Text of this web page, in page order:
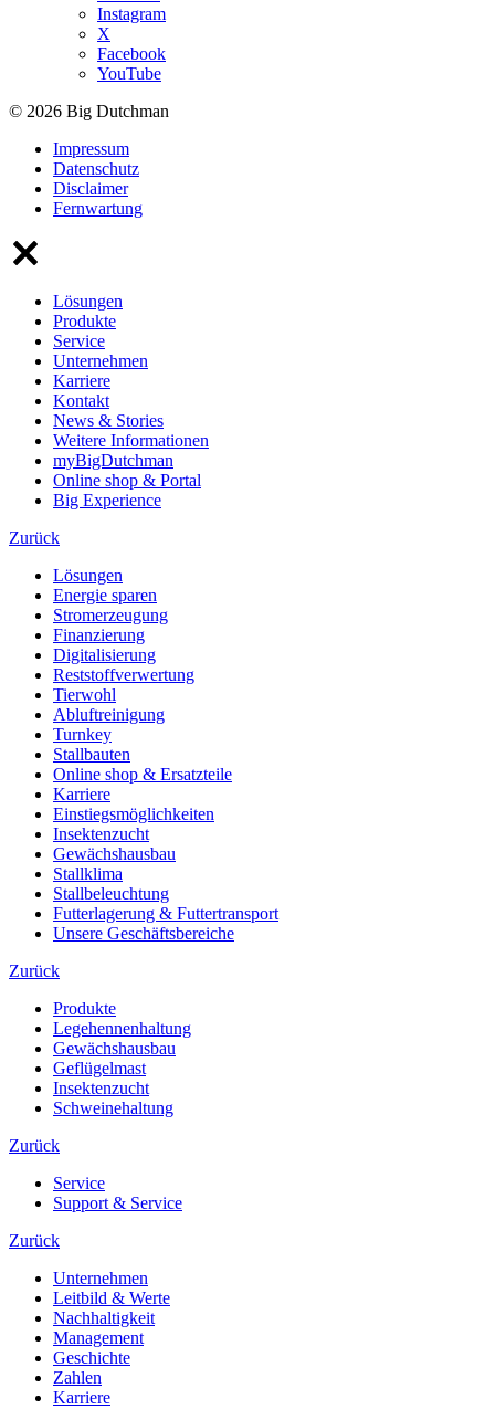
Instagram
X
Facebook
YouTube
© 2026 Big Dutchman
Impressum
Datenschutz
Disclaimer
Fernwartung
Lösungen
Produkte
Service
Unternehmen
Karriere
Kontakt
News & Stories
Weitere Informationen
myBigDutchman
Online shop & Portal
Big Experience
Zurück
Lösungen
Energie sparen
Stromerzeugung
Finanzierung
Digitalisierung
Reststoffverwertung
Tierwohl
Abluftreinigung
Turnkey
Stallbauten
Online shop & Ersatzteile
Karriere
Einstiegsmöglichkeiten
Insektenzucht
Gewächshausbau
Stallklima
Stallbeleuchtung
Futterlagerung & Futtertransport
Unsere Geschäftsbereiche
Zurück
Produkte
Legehennenhaltung
Gewächshausbau
Geflügelmast
Insektenzucht
Schweinehaltung
Zurück
Service
Support & Service
Zurück
Unternehmen
Leitbild & Werte
Nachhaltigkeit
Management
Geschichte
Zahlen
Karriere